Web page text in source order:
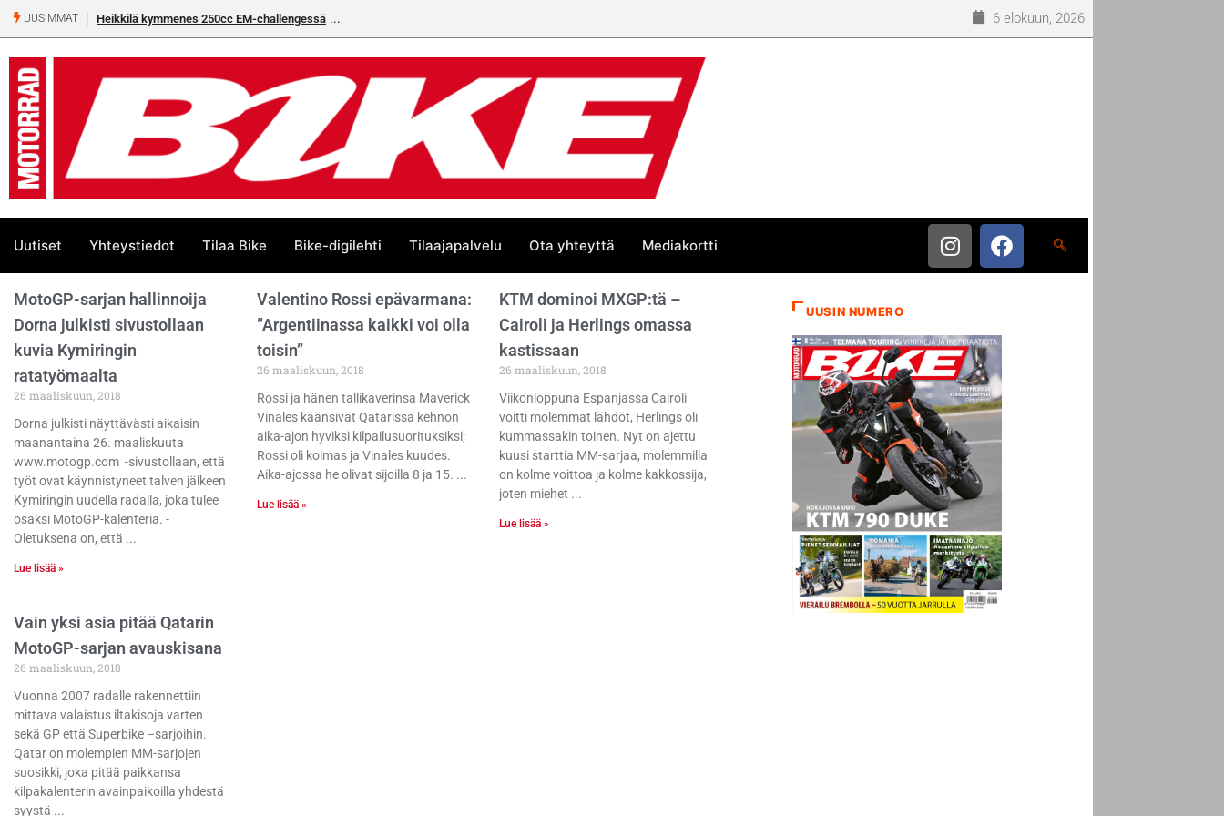
UUSIMMAT Heikkilä kymmenes 250cc EM-challengessä 6 elokuun, 2026
Uutiset Yhteystiedot Tilaa Bike Bike-digilehti Tilaajapalvelu Ota yhteyttä Mediakortti
MotoGP-sarjan hallinnoija
Dorna julkisti sivustollaan
kuvia Kymiringin
ratatyömaalta
26 maaliskuun, 2018
Dorna julkisti näyttävästi aikaisin
maanantaina 26. maaliskuuta
www.motogp.com -sivustollaan, että
työt ovat käynnistyneet talven jälkeen
Kymiringin uudella radalla, joka tulee
osaksi MotoGP-kalenteria. -
Oletuksena on, että
Lue lisää »
Valentino Rossi epävarmana:
”Argentiinassa kaikki voi olla
toisin”
26 maaliskuun, 2018
Rossi ja hänen tallikaverinsa Maverick
Vinales käänsivät Qatarissa kehnon
aika-ajon hyviksi kilpailusuorituksiksi;
Rossi oli kolmas ja Vinales kuudes.
Aika-ajossa he olivat sijoilla 8 ja 15.
Lue lisää »
KTM dominoi MXGP:tä –
Cairoli ja Herlings omassa
kastissaan
26 maaliskuun, 2018
Viikonloppuna Espanjassa Cairoli
voitti molemmat lähdöt, Herlings oli
kummassakin toinen. Nyt on ajettu
kuusi starttia MM-sarjaa, molemmilla
on kolme voittoa ja kolme kakkossija,
joten miehet
Lue lisää »
Vain yksi asia pitää Qatarin
MotoGP-sarjan avauskisana
26 maaliskuun, 2018
Vuonna 2007 radalle rakennettiin
mittava valaistus iltakisoja varten
sekä GP että Superbike –sarjoihin.
Qatar on molempien MM-sarjojen
suosikki, joka pitää paikkansa
kilpakalenterin avainpaikoilla yhdestä
syystä
UUSIN NUMERO